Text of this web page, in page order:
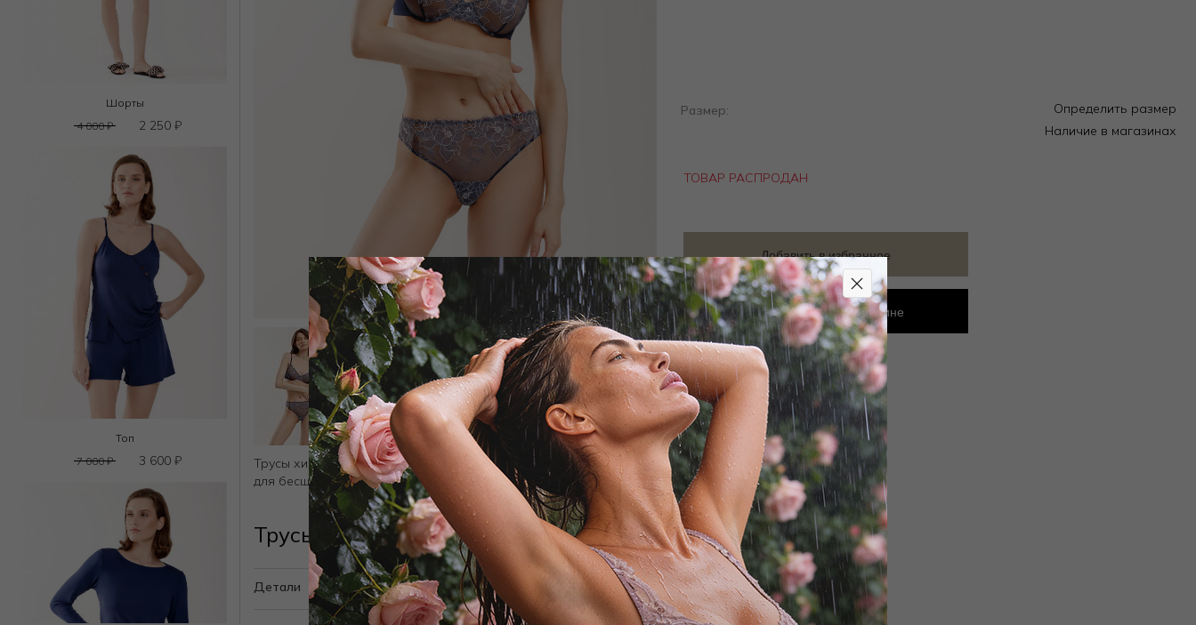
Шорты
4 000₽ 2 250 ₽
Топ
7 000₽ 3 600 ₽
Трусы хипстер средней посадки и с двойной сеткой на спинке
для бесшовного эффекта. Абсолютно незаметные под одеждой.
Трусы хипстер 3005F2401 Синий
Детали
Размер:
Определить размер
Наличие в магазинах
ТОВАР РАСПРОДАН
Добавить в избранное
Забронировать в магазине